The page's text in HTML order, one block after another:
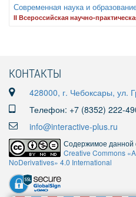
Современная наука и
II Всероссийская научно-
КОНТАКТЫ
428000, г. Чебоксары, ул.
Телефон: +7 (8352) 222-
info@interactive-plus.ru
Содержимое данной
Creative Commons
NoDerivatives» 4.0 International